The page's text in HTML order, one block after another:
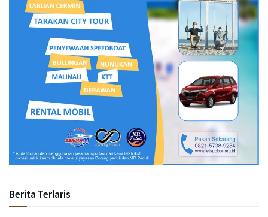
Berita Terlaris